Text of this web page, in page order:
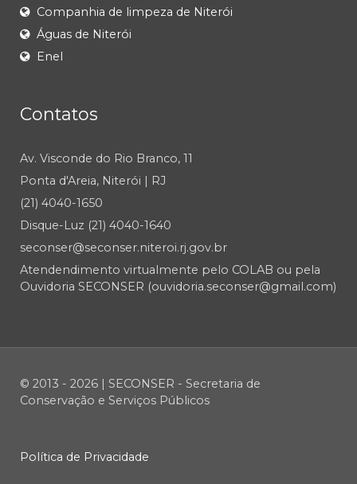
Companhia de limpeza de Niterói
Águas de Niterói
Enel
Contatos
Av. Visconde do Rio Branco, 11
Ponta d'Areia, Niterói | RJ
(21) 4040-1650
Disque-Luz (21) 4040-1640
seconser@seconser.niteroi.rj.gov.br
Atendendimento virtualmente pelo COLAB ou pela
Ouvidoria SECONSER (ouvidoria.seconser@gmail.com)
© 2013 - 2026 | SECONSER - Secretaria de
Conservação e Serviços Públicos
Política de Privacidade